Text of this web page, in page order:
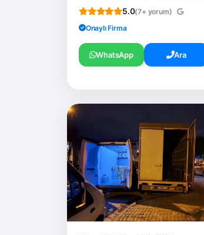
5.0(7+ yorum)
Onaylı Firma
WhatsApp Ara